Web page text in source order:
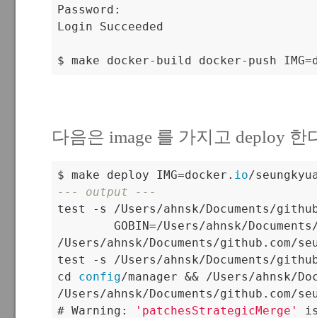
Password:
Login Succeeded
$ make docker-build docker-push
다음은 image 를 가지고 deploy 한
$ make deploy IMG=docker. io/
--- output ---
test -s /Users/ahnsk/Documents/
GOBIN=/Users/ahnsk/
/Users/ahnsk/Documents/github.com/
test -s /Users/ahnsk/Documents/
cd config/manager && /Users/ahnsk/
/Users/ahnsk/Documents/github.com/
# Warning:
'patchesStrategicMerge'